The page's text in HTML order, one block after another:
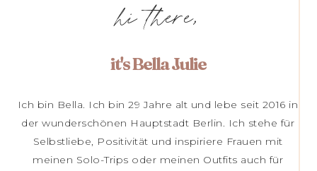
hi there,
it's Bella Julie
Ich bin Bella. Ich bin 29 Jahre alt und lebe seit 2016 in
der wunderschönen Hauptstadt Berlin. Ich stehe für
Selbstliebe, Positivität und inspiriere Frauen mit
meinen Solo-Trips oder meinen Outfits auch für